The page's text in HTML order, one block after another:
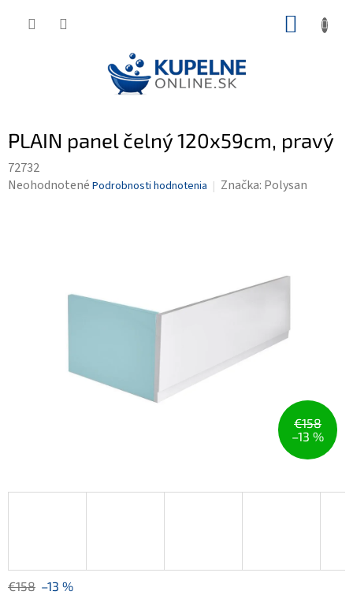
PLAIN panel čelný 120x59cm, pravý
72732
Priemerné
Neohodnotené Podrobnosti hodnotenia Značka: Polysan
€158
–13 %
€158 –13 %